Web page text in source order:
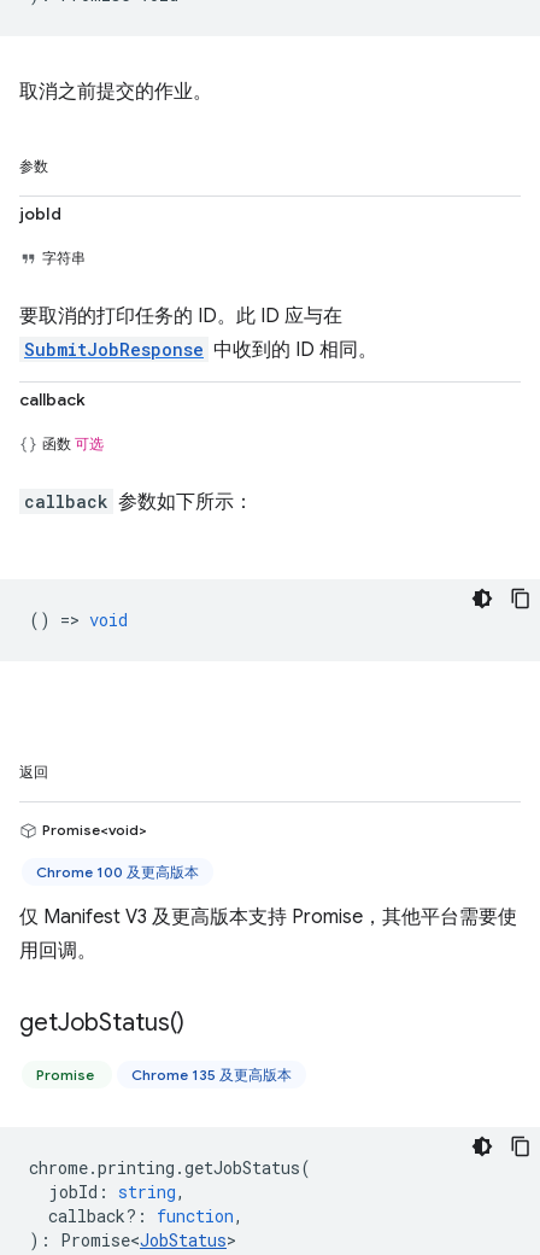
取消之前提交的作业。
参数
jobId
字符串
要取消的打印任务的 ID。此 ID 应与在
SubmitJobResponse 中收到的 ID 相同。
callback
函数 可选
callback 参数如下所示：
() => void
返回
Promise<void>
Chrome 100 及更高版本
仅 Manifest V3 及更高版本支持 Promise，其他平台需要使
用回调。
getJobStatus()
Promise Chrome 135 及更高版本
chrome.printing .getJobStatus(
jobId : string,
callback? : function,
) : Promise<JobStatus>